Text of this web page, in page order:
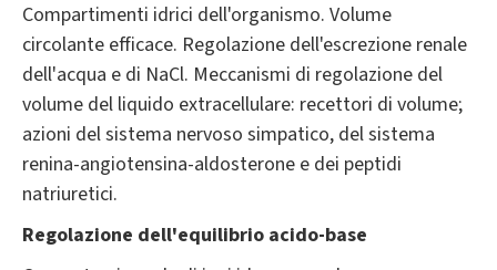
Compartimenti idrici dell'organismo. Volume
circolante efficace. Regolazione dell'escrezione renale
dell'acqua e di NaCl. Meccanismi di regolazione del
volume del liquido extracellulare: recettori di volume;
azioni del sistema nervoso simpatico, del sistema
renina-angiotensina-aldosterone e dei peptidi
natriuretici.
Regolazione dell'equilibrio acido-base